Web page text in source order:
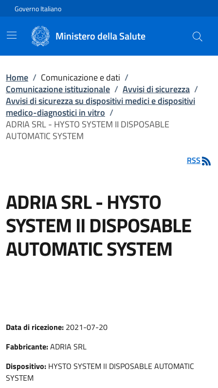
Vai direttamente al contenuto
Governo Italiano
Ministero della Salute
Home / Comunicazione e dati /
Comunicazione istituzionale / Avvisi di sicurezza /
Avvisi di sicurezza su dispositivi medici e dispositivi
medico-diagnostici in vitro /
ADRIA SRL - HYSTO SYSTEM II DISPOSABLE
AUTOMATIC SYSTEM
RSS
ADRIA SRL - HYSTO
SYSTEM II DISPOSABLE
AUTOMATIC SYSTEM
Data di ricezione: 2021-07-20
Fabbricante:ADRIA SRL
Dispositivo: HYSTO SYSTEM II DISPOSABLE AUTOMATIC
SYSTEM